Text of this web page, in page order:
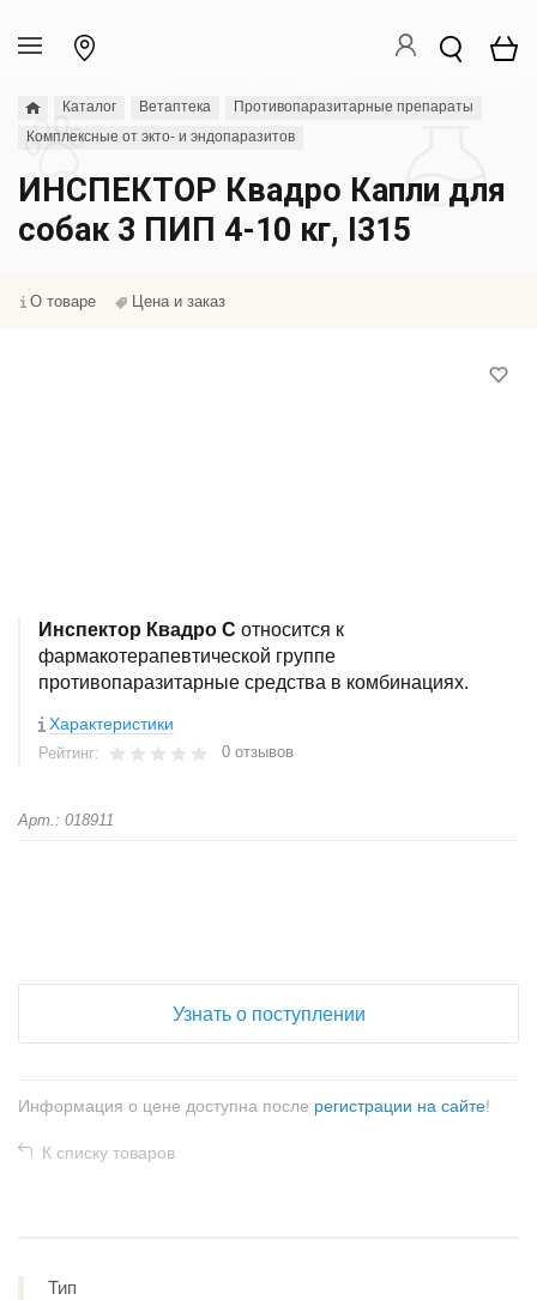
Каталог Ветаптека
Противопаразитарные препараты
Комплексные от экто- и эндопаразитов
ИНСПЕКТОР Квадро Капли для
собак 3 ПИП 4-10 кг, I315
О товаре Цена и заказ
Инспектор Квадро С относится к
фармакотерапевтической группе
противопаразитарные средства в комбинациях.
Характеристики
Рейтинг: 0 отзывов
Арт.: 018911
Узнать о поступлении
Информация о цене доступна после регистрации на сайте!
К списку товаров
Тип